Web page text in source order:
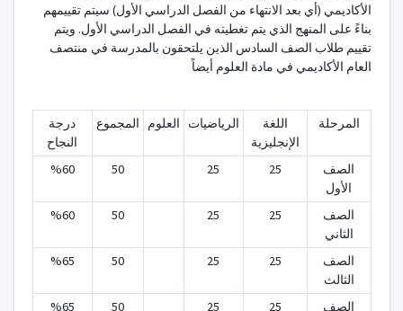
الأكاديمي (أي بعد الانتهاء من الفصل الدراسي الأول) سيتم تقييمهم
بناءً على المنهج الذي يتم تغطيته في الفصل الدراسي الأول. ويتم
تقييم طلاب الصف السادس الذين يلتحقون بالمدرسة في منتصف
العام الأكاديمي في مادة العلوم أيضاً
درجة
النجاح
المجموع العلوم الرياضيات
اللغة
الإنجليزية
المرحلة
%60 50 25 25
الصف
الأول
%60
50 25 25
الصف
الثاني
%65
50 25 25
الصف
الثالث
%65
50 25 25 الصف